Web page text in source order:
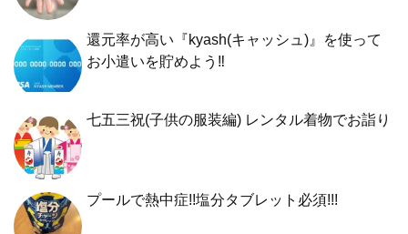
還元率が高い『kyash(キャッシュ)』を使って
お小遣いを貯めよう‼︎
七五三祝(子供の服装編) レンタル着物でお詣り
プールで熱中症!!塩分タブレット必須!!!